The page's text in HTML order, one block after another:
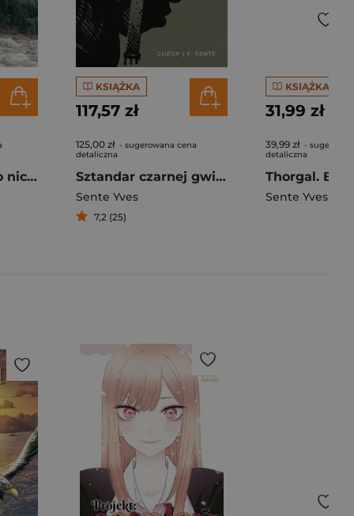
Nie zapominam o niczym! Thorgal. Kriss de Valnor. Tom 1 wyd. 2024
KSIĄŻKA
117,57 zł
125,00 zł - sugerowana cena
detaliczna
Sztandar czarnej gwiazdy
Sente Yves
7,2 (25)
KSIĄŻKA
31,99 zł
39,99 zł -
detaliczna
Sente Yves